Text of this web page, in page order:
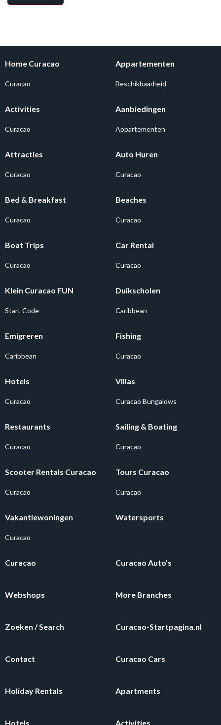
Home Curacao
Curacao
Appartementen
Beschikbaarheid
Activities
Curacao
Aanbiedingen
Appartementen
Attracties
Curacao
Auto Huren
Curacao
Bed & Breakfast
Curacao
Beaches
Curacao
Boat Trips
Curacao
Car Rental
Curacao
Klein Curacao FUN
Start Code
Duikscholen
Caribbean
Emigreren
Caribbean
Fishing
Curacao
Hotels
Curacao
Villas
Curacao Bungalows
Restaurants
Curacao
Sailing & Boating
Curacao
Scooter Rentals Curacao
Curacao
Tours Curacao
Curacao
Vakantiewoningen
Curacao
Watersports
Curacao Curacao Auto's
Webshops More Branches
Zoeken / Search Curacao-Startpagina.nl
Contact Curacao Cars
Holiday Rentals Apartments
Hotels Activities